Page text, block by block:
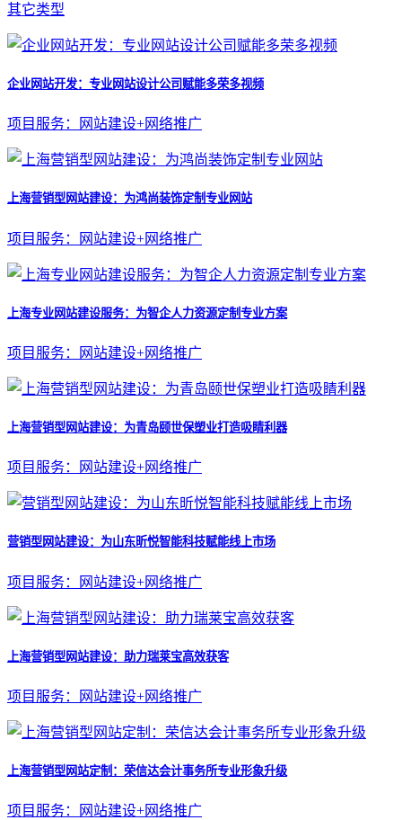
其它类型
企业网站开发：专业网站设计公司赋能多荣多视频
项目服务：网站建设+网络推广
上海营销型网站建设：为鸿尚装饰定制专业网站
项目服务：网站建设+网络推广
上海专业网站建设服务：为智企人力资源定制专业方案
项目服务：网站建设+网络推广
上海营销型网站建设：为青岛颐世保塑业打造吸睛利器
项目服务：网站建设+网络推广
营销型网站建设：为山东昕悦智能科技赋能线上市场
项目服务：网站建设+网络推广
上海营销型网站建设：助力瑞莱宝高效获客
项目服务：网站建设+网络推广
上海营销型网站定制：荣信达会计事务所专业形象升级
项目服务：网站建设+网络推广